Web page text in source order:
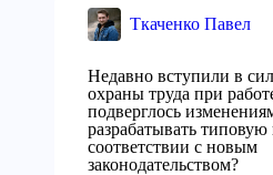
Ткаченко Павел
Недавно вступили в
охраны труда при
подверглось
разрабатывать
соответствии с новым
законодательством?